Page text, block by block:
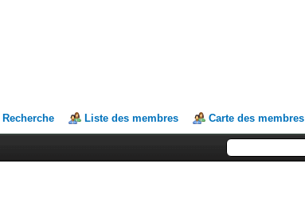
Recherche Liste des membres Carte des membres